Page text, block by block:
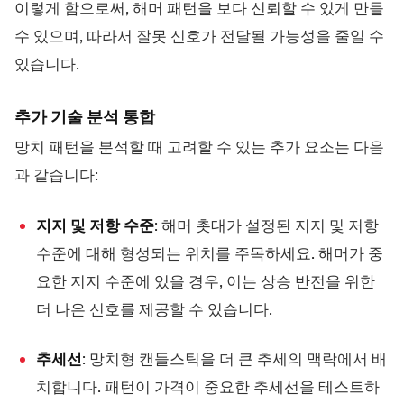
이렇게 함으로써, 해머 패턴을 보다 신뢰할 수 있게 만들
수 있으며, 따라서 잘못 신호가 전달될 가능성을 줄일 수
있습니다.
추가 기술 분석 통합
망치 패턴을 분석할 때 고려할 수 있는 추가 요소는 다음
과 같습니다:
지지 및 저항 수준: 해머 촛대가 설정된 지지 및 저항
수준에 대해 형성되는 위치를 주목하세요. 해머가 중
요한 지지 수준에 있을 경우, 이는 상승 반전을 위한
더 나은 신호를 제공할 수 있습니다.
추세선: 망치형 캔들스틱을 더 큰 추세의 맥락에서 배
치합니다. 패턴이 가격이 중요한 추세선을 테스트하